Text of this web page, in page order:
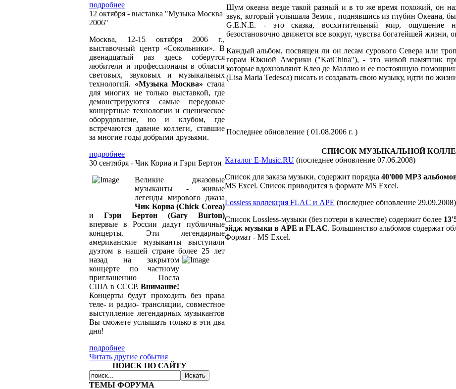
подробнее
12 октября - выставка "Музыка Москва
2006"
Москва, 12-15 октября 2006 г.,
выставочный центр «Сокольники». В
двенадцатый раз здесь соберутся
любители и профессионалы в области
световых, звуковых и музыкальных
технологий. «Музыка Москва» стала
для многих не только выставкой, где
демонстрируются самые передовые
концертные технологии и сценическое
оборудование, но и клубом, где
встречаются давние коллеги, ставшие
за многие годы добрыми друзьями.
подробнее
30 сентября - Чик Кориа и Гэри Бертон
Великие джазовые
музыканты - живые
легенды мирового джаза
Чик Кориа (Chick Corea)
и Гэри Бертон (Gary Burton)
впервые в России дадут публичные
концерты. Эти легендарные
американские музыканты выступали
дуэтом в нашей стране более 25 лет
назад на закрытом
концерте по частному
приглашению Посла
США в СССР. Внимание!
Концерты будут проходить без права
теле- и радио- трансляции, совместное
выступление легендарных музыкантов
Вы сможете услышать только в эти два
дня!
подробнее
Читать другие события
ПОИСК ПО САЙТУ
ТЕМЫ ФОРУМА
Шум океана везде такой разный и в то же время похожий, он
звук, который услышала Земля , поднявшись из глубин Океана,
G.E.N.E. - это сказка, восхитительный мир, ощущение
безостановочно движется все вокруг, чувства богатейшей жизни,
Каждый альбом, посвящен ли он лесам сурового Севера или
горам Южной Америки ("KatChina"), - это живой памятник
которые вдохновляют Клео де Маллио и ее постоянную
(Lisa Maria Tedesca) писать и создавать свою музыку, идти по
Последнее обновление ( 01.08.2006 г. )
СПИСОК МУЗЫКАЛЬНОЙ
Каталог E-Music.RU (последнее обновление 07.06.2008)
Список для заказа музыки, содержит порядка 40'000 MP3
MS Excel. Список приводится в формате MS Excel.
Lossless коллекция FLAC и APE (последнее обновление 29.09.2008)
Список Lossless-музыки (без потери в качестве) содержит более
эйдж музыки в APE и FLAC. Большинство альбомов содержат
Формат - MS Excel.